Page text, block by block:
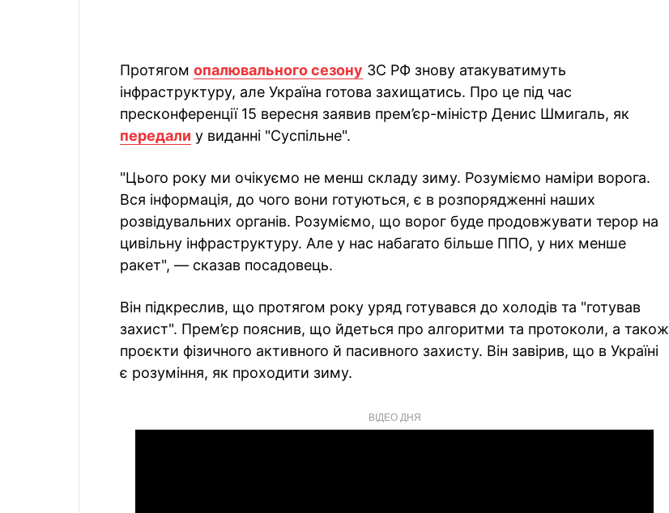
Протягом опалювального сезону ЗС РФ знову атакуватимуть
інфраструктуру, але Україна готова захищатись. Про це під час
пресконференції 15 вересня заявив прем’єр-міністр Денис Шмигаль, як
передали у виданні "Суспільне".
"Цього року ми очікуємо не менш складу зиму. Розуміємо наміри ворога.
Вся інформація, до чого вони готуються, є в розпорядженні наших
розвідувальних органів. Розуміємо, що ворог буде продовжувати терор на
цивільну інфраструктуру. Але у нас набагато більше ППО, у них менше
ракет", — сказав посадовець.
Він підкреслив, що протягом року уряд готувався до холодів та "готував
захист". Прем’єр пояснив, що йдеться про алгоритми та протоколи, а також
проєкти фізичного активного й пасивного захисту. Він завірив, що в Україні
є розуміння, як проходити зиму.
ВІДЕО ДНЯ